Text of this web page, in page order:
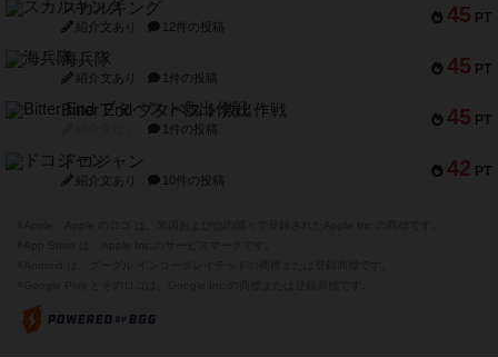
45 PT
スカルキング
紹介文あり 12件の投稿
45 PT
海兵隊
紹介文あり 1件の投稿
45 PT
Bitter End ブタペスト救出作戦
1件の投稿
42 PT
ドコジャン
紹介文あり 10件の投稿